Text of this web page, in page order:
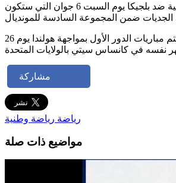
وتعد هذه المواجهة فرصة للناخب الوطني صبري اللموشي لمواصلة ضبط الاختيارات الفنية والتكتيكية وتحديد معالم التشكيلة الأساسية في انتظار المباراة الودية الثانية ضد بلجيكا يوم السبت 6 جوان التي ستكون
ويستهل المنتخب التونسي مشواره في المونديال بمواجهة السويد يوم 15 جوان في مونتيري بالمكسيك قبل ملاقاة اليابان يوم 21 جوان في نفس المدينة على أن يختتم مباريات الدور الأول بمواجهة هولندا يوم 26
مشاركة
رياضة رياضة وطنية
مواضيع ذات صلة